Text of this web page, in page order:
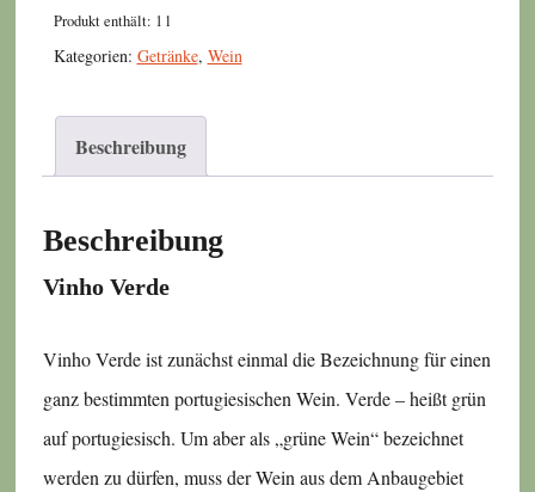
Produkt enthält: 1 l
Kategorien: Getränke, Wein
Beschreibung
Beschreibung
Vinho Verde
Vinho Verde ist zunächst einmal die Bezeichnung für einen
ganz bestimmten portugiesischen Wein. Verde – heißt grün
auf portugiesisch. Um aber als „grüne Wein“ bezeichnet
werden zu dürfen, muss der Wein aus dem Anbaugebiet